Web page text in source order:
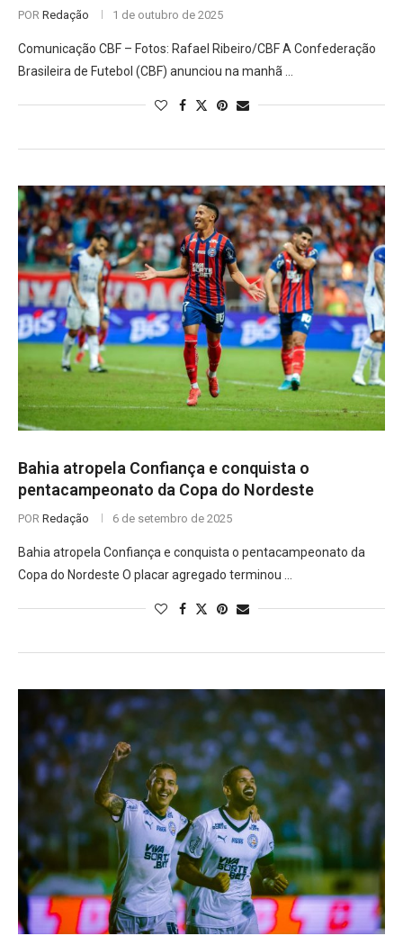
POR Redação 1 de outubro de 2025
Comunicação CBF – Fotos: Rafael Ribeiro/CBF A Confederação
Brasileira de Futebol (CBF) anunciou na manhã …
Bahia atropela Confiança e conquista o
pentacampeonato da Copa do Nordeste
POR Redação 6 de setembro de 2025
Bahia atropela Confiança e conquista o pentacampeonato da
Copa do Nordeste O placar agregado terminou …